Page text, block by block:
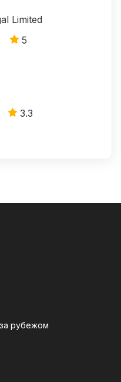
Limited
5
3.3
рубежом